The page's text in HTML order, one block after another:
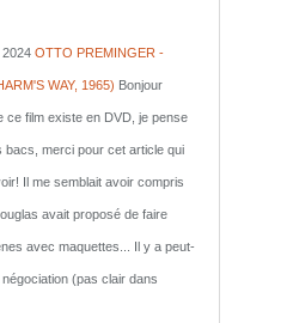
OTTO PREMINGER -
WAY, 1965) Bonjour
ce film existe en DVD, je pense
bacs, merci pour cet article qui
Il me semblait avoir compris
avait proposé de faire
avec maquettes... Il y a peut-
(pas clair dans